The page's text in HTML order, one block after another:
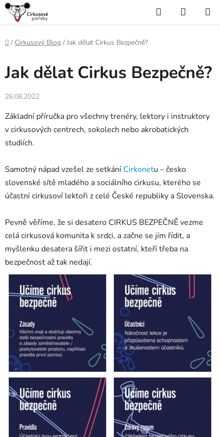
Přejít
obsah
Hledat
KOŠÍK
Domů
/ Cirkusový Blog / Jak dělat Cirkus Bezpečně?
Jak dělat Cirkus Bezpečně?
26.08.2022
Základní příručka pro všechny trenéry, lektory i instruktory
v cirkusových centrech, sokolech nebo akrobatických
studiích.
Samotný nápad vzešel ze setkání Cirkonetu – česko
slovenské sítě mladého a sociálního cirkusu, kterého se
účastní cirkusoví lektoři z celé České republiky a Slovenska.
Pevně věříme, že si desatero CIRKUS BEZPEČNĚ vezme
celá cirkusová komunita k srdci, a začne se jím řídit, a
myšlenku desatera šířit i mezi ostatní, kteří třeba na
bezpečnost až tak nedají.